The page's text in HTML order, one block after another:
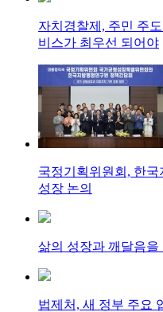
자치경찰제, 주민 주
비스가 최우선 되어야
국정기획위원회, 한
성장 논의
삶의 성장과 깨달음을
법제처, 새 정부 주요